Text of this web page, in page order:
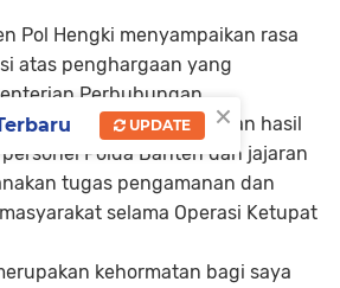
Pol Hengki menyampaikan rasa
atas penghargaan yang
Perhubungan.
tersebut merupakan hasil
Polda Banten dan jajaran
tugas pengamanan dan
selama Operasi Ketupat
kehormatan bagi saya
×
UPDATE